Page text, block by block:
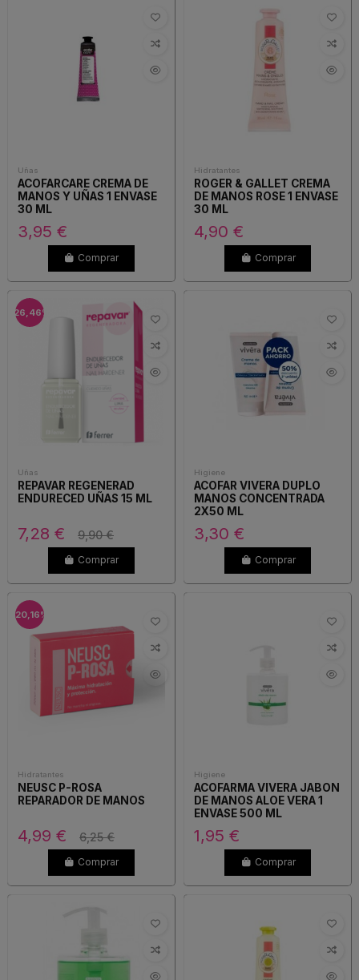
Uñas
ACOFARCARE CREMA DE
MANOS Y UÑAS 1 ENVASE
30 ML
3,95 €
Comprar
Hidratantes
ROGER & GALLET CREMA
DE MANOS ROSE 1 ENVASE
30 ML
4,90 €
Comprar
-26,46%
Uñas
REPAVAR REGENERAD
ENDURECED UÑAS 15 ML
7,28 € 9,90 €
Comprar
Higiene
ACOFAR VIVERA DUPLO
MANOS CONCENTRADA
2X50 ML
3,30 €
Comprar
-20,16%
Hidratantes
NEUSC P-ROSA
REPARADOR DE MANOS
4,99 € 6,25 €
Comprar
Higiene
ACOFARMA VIVERA JABON
DE MANOS ALOE VERA 1
ENVASE 500 ML
1,95 €
Comprar